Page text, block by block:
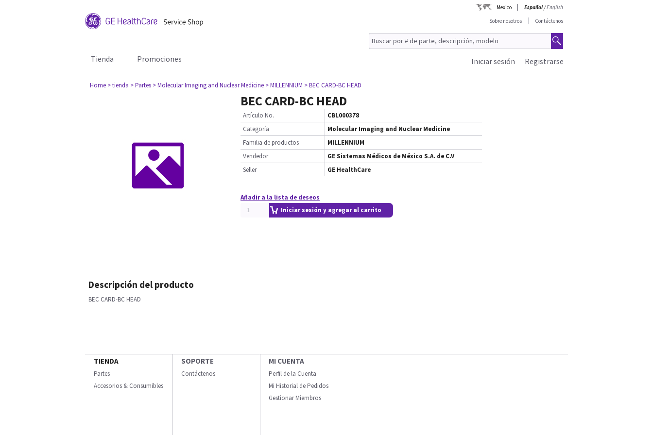
Mexico Español/English
Sobre nosotros
Contáctenos
Tienda Promociones Registrarse
Iniciar sesión
Home > tienda > Partes > Molecular Imaging and Nuclear Medicine > MILLENNIUM > BEC CARD-BC HEAD
BEC CARD-BC HEAD
Artículo No.
CBL000378
Categoría
Molecular Imaging and Nuclear Medicine
Familia de productos
MILLENNIUM
Vendedor
GE Sistemas Médicos de México S.A. de C.V
Seller
GE HealthCare
Añadir a la lista de deseos
Iniciar sesión y agregar al carrito
Descripción del producto
BEC CARD-BC HEAD
TIENDA
Partes
Accesorios & Consumibles
SOPORTE
Contáctenos
MI CUENTA
Perfil de la Cuenta
Mi Historial de Pedidos
Gestionar Miembros